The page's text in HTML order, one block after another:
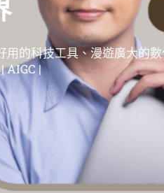
漫遊網路數
科技工具、漫遊在這個廣大
工具教學 | 雲端服務教學 |